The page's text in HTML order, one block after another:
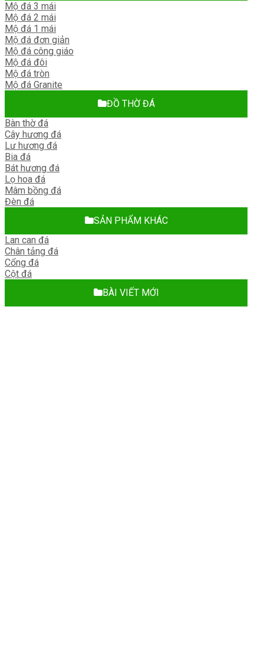
Mộ đá 3 mái
Mộ đá 2 mái
Mộ đá 1 mái
Mộ đá đơn giản
Mộ đá công giáo
Mộ đá đôi
Mộ đá tròn
Mộ đá Granite
ĐỒ THỜ ĐÁ
Bàn thờ đá
Cây hương đá
Lư hương đá
Bia đá
Bát hương đá
Lọ hoa đá
Mâm bồng đá
Đèn đá
SẢN PHẨM KHÁC
Lan can đá
Chân tảng đá
Cổng đá
Cột đá
BÀI VIẾT MỚI